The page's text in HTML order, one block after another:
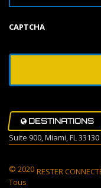
CAPTCHA
DESTINATIONS
Suite 900, Miami, FL 33130
RESTER
© 2020
Tous